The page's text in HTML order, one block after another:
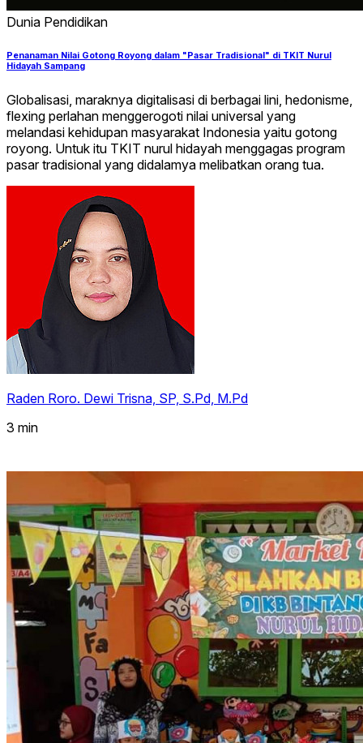
Dunia Pendidikan
Penanaman Nilai Gotong Royong dalam "Pasar Tradisional" di TKIT Nurul
Hidayah Sampang
Globalisasi, maraknya digitalisasi di berbagai lini, hedonisme,
flexing perlahan menggerogoti nilai universal yang
melandasi kehidupan masyarakat Indonesia yaitu gotong
royong. Untuk itu TKIT nurul hidayah menggagas program
pasar tradisional yang didalamya melibatkan orang tua.
Raden Roro. Dewi Trisna, SP, S.Pd, M.Pd
3 min